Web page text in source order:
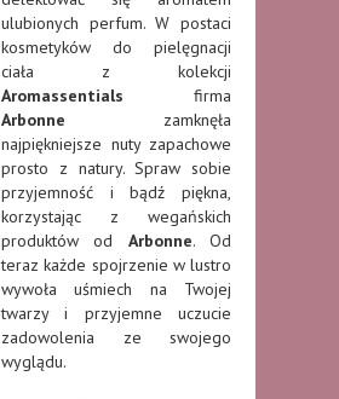
ulubionych perfum. W postaci
kosmetyków do pielęgnacji
ciała z kolekcji
Aromassentials firma
Arbonne zamknęła
najpiękniejsze nuty zapachowe
prosto z natury. Spraw sobie
przyjemność i bądź piękna,
korzystając z wegańskich
produktów od Arbonne. Od
teraz każde spojrzenie w lustro
wywoła uśmiech na Twojej
twarzy i przyjemne uczucie
zadowolenia ze swojego
wyglądu.